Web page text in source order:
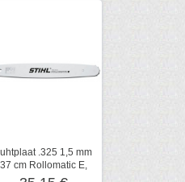
.325 1,5 mm
37 cm Rollomatic E,
STIHL